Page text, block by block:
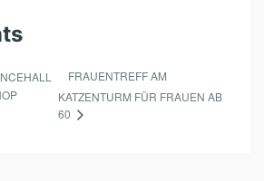
FRAUENTREFF AM
KATZENTURM FÜR FRAUEN AB
60